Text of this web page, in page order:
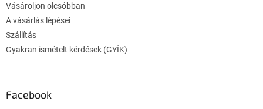
Vásároljon olcsóbban
A vásárlás lépései
Szállítás
Gyakran ismételt kérdések (GYÍK)
Facebook